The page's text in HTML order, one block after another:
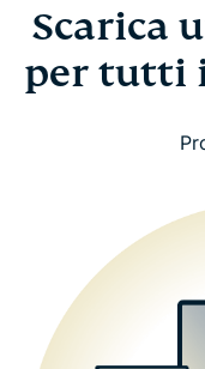
Scarica
per tutti